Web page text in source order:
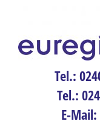
Tel.:
Tel.:
E-Mail: